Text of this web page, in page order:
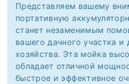
Представляем вашему
портативную
станет незаменимым
вашего дачного участка и
хозяйства. Эта мойка
обладает отличной
быстрое и эффективное